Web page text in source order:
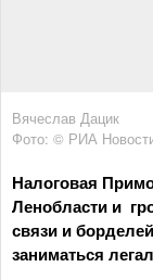
Вячеслав Дацик
Фото: © РИА
Налоговая
Ленобласти и
связи и
заниматься